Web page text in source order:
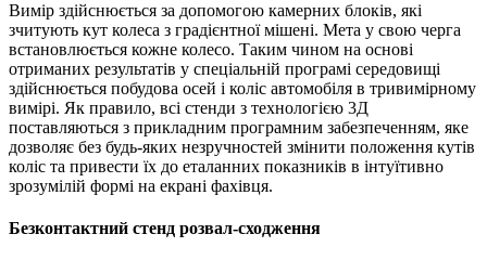
Вимір здійснюється за допомогою камерних блоків, які
зчитують кут колеса з градієнтної мішені. Мета у свою черга
встановлюється кожне колесо. Таким чином на основі
отриманих результатів у спеціальній програмі середовищі
здійснюється побудова осей і коліс автомобіля в тривимірному
вимірі. Як правило, всі стенди з технологією 3Д
поставляються з прикладним програмним забезпеченням, яке
дозволяє без будь-яких незручностей змінити положення кутів
коліс та привести їх до еталанних показників в інтуїтивно
зрозумілій формі на екрані фахівця.
Безконтактний стенд розвал-сходження